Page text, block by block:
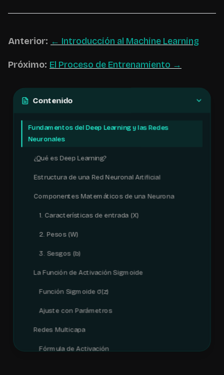
Contenido
Fundamentos del Deep Learning y las Redes
Neuronales
¿Qué es Deep Learning?
Estructura de una Red Neuronal Artificial
Componentes Matemáticos de una Neurona
1. Características de entrada (X)
2. Pesos (W)
3. Sesgos (b)
La Función de Activación Sigmoide
Función Sigmoide σ(z)
Ajuste con Parámetros
Redes Multicapa
Fórmula de Activación
Anterior: ← Introducción al Machine Learning
Próximo: El Proceso de Entrenamiento →